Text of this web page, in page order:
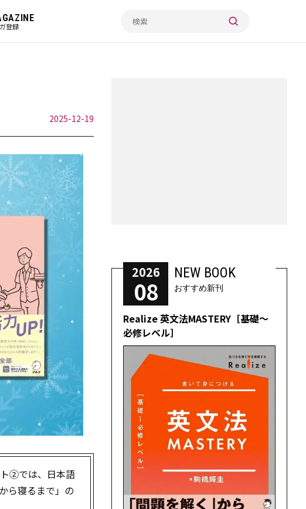
登録
2025-12-19
②では、日本語
ら寝るまで」の
2026
08
NEW BOOK
おすすめ新刊
Realize 英文法MASTERY［基礎～
必修レベル］